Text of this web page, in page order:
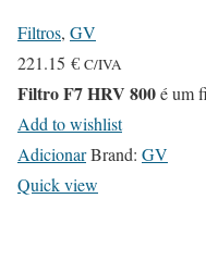
Filtros, GV
221.15 € C/IVA
Filtro F7 HRV 800é um
Add to wishlist
AdicionarBrand: GV
Quick view